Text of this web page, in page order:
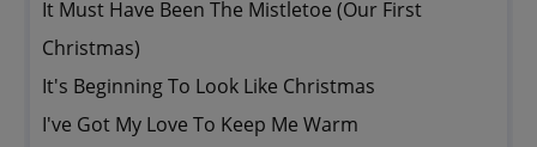
It Must Have Been The Mistletoe (Our First
Christmas)
It's Beginning To Look Like Christmas
I've Got My Love To Keep Me Warm